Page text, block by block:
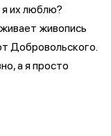
я их люблю?
живопись
Добровольского.
а я просто